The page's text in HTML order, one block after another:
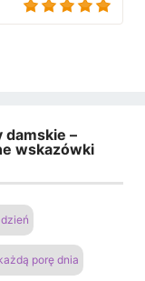
damskie –
wskazówki
porę dnia